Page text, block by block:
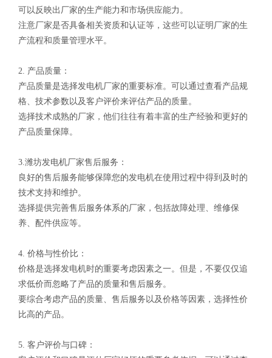
可以反映出厂家的生产能力和市场供应能力。
注意厂家是否具备相关资质和认证等，这些可以证明厂家的生
产流程和质量管理水平。
2. 产品质量：
产品质量是选择发电机厂家的重要标准。可以通过查看产品规
格、技术参数以及客户评价来评估产品的质量。
选择技术成熟的厂家，他们往往有着丰富的生产经验和更好的
产品质量保障。
3.潍坊发电机厂家售后服务：
良好的售后服务能够保障您的发电机在使用过程中得到及时的
技术支持和维护。
选择提供完善售后服务体系的厂家，包括故障处理、维修保
养、配件供应等。
4. 价格与性价比：
价格是选择发电机时的重要考虑因素之一。但是，不要仅仅追
求低价而忽略了产品的质量和售后服务。
要综合考虑产品的质量、售后服务以及价格等因素，选择性价
比高的产品。
5. 客户评价与口碑：